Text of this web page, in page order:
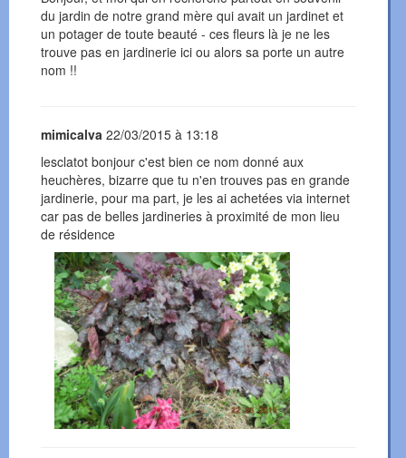
du jardin de notre grand mère qui avait un jardinet et
un potager de toute beauté - ces fleurs là je ne les
trouve pas en jardinerie ici ou alors sa porte un autre
nom !!
mimicalva 22/03/2015 à 13:18
lesclatot bonjour c'est bien ce nom donné aux
heuchères, bizarre que tu n'en trouves pas en grande
jardinerie, pour ma part, je les ai achetées via internet
car pas de belles jardineries à proximité de mon lieu
de résidence